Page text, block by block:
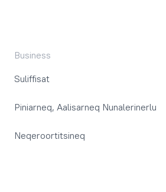
Business
Suliffisat
Piniarneq, Aalisarneq Nunalerinerlu
Neqeroortitsineq